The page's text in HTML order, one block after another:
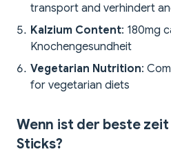
transport and verhindert
Kalzium Content: 180mg
Knochengesundheit
Vegetarian Nutrition:
for vegetarian diets
Wenn ist der beste
Sticks?